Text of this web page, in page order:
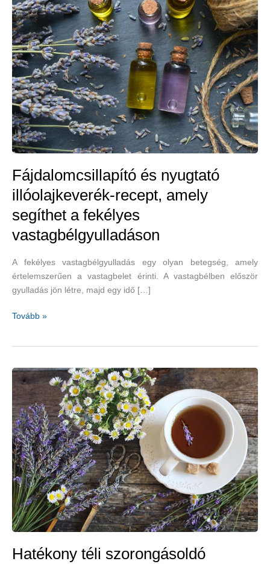
Fájdalomcsillapító és nyugtató
illóolajkeverék-recept, amely
segíthet a fekélyes
vastagbélgyulladáson
A fekélyes vastagbélgyulladás egy olyan betegség, amely
értelemszerűen a vastagbelet érinti. A vastagbélben először
gyulladás jön létre, majd egy idő […]
Fájdalomcsillapító
recept,
amely
segíthet
a
fekélyes
vastagbélgyulladáson
Tovább »
Hatékony téli szorongásoldó